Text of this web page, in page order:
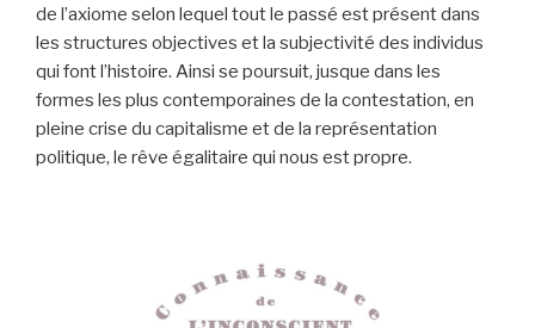
de l’axiome selon lequel tout le passé est présent dans
les structures objectives et la subjectivité des individus
qui font l’histoire. Ainsi se poursuit, jusque dans les
formes les plus contemporaines de la contestation, en
pleine crise du capitalisme et de la représentation
politique, le rêve égalitaire qui nous est propre.